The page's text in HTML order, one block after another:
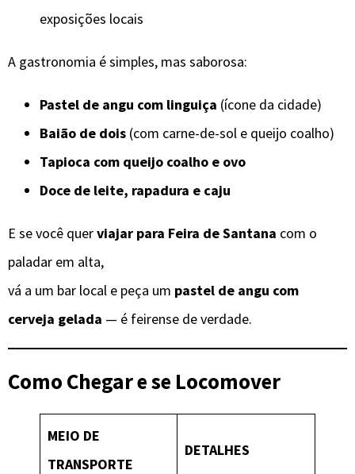
exposições locais
A gastronomia é simples, mas saborosa:
Pastel de angu com linguiça (ícone da cidade)
Baião de dois (com carne-de-sol e queijo coalho)
Tapioca com queijo coalho e ovo
Doce de leite, rapadura e caju
E se você querviajar para Feira de Santana com o
paladar em alta,
vá a um bar local e peça um pastel de angu com
cerveja gelada — é feirense de verdade.
Como Chegar e se Locomover
MEIO DE
TRANSPORTE
DETALHES